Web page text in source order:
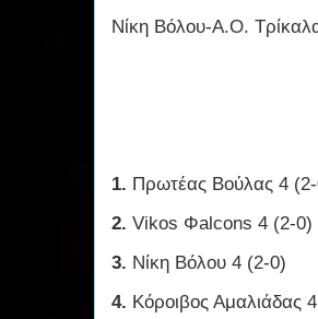
Νίκη Βόλου-Α.Ο.
1. Πρωτέας Βούλας 4
2. Vikos Φalcons 4 (2-0)
3. Νίκη Βόλου 4 (2-0)
4. Κόροιβος Αμαλιάδας